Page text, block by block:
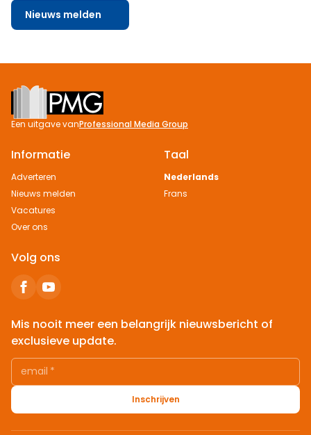
Nieuws melden
Footer
Een uitgave vanProfessional Media Group
Informatie
Adverteren
Nieuws melden
Vacatures
Over ons
Taal
Nederlands
Frans
Volg ons
Mis nooit meer een belangrijk nieuwsbericht of
exclusieve update.
email *
Inschrijven